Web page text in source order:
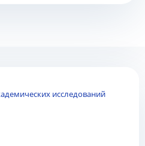
исследований